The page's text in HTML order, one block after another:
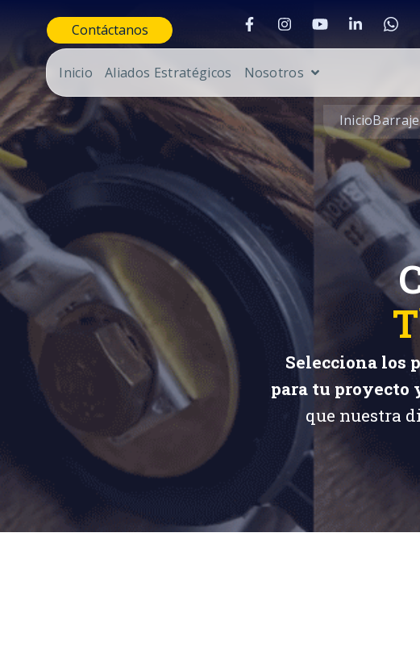
Contáctanos
Inicio Aliados Estratégicos Nosotros
Inicio
Selecciona los
para tu proyecto
que nuestra